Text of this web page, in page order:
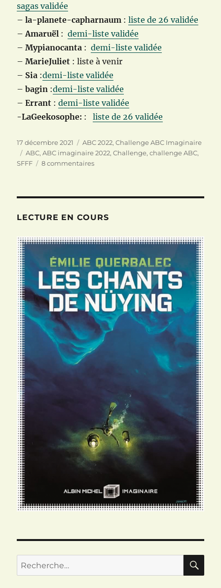
sagas validée
–la-planete-capharnaum :liste de 26 validée
–Amaruël :demi-liste validée
–Mypianocanta :demi-liste validée
–MarieJuliet : liste à venir
– Sia :demi-liste validée
–bagin :demi-liste validée
–Errant :demi-liste validée
-LaGeekosophe: :liste de 26 validée
Publié
le
17 décembre 2021 Catégories
ABC 2022,Challenge ABC Imaginaire
Étiquettes
ABC,ABC imaginaire 2022,Challenge,challenge ABC,
SFFF
8 commentairessur
2022:
LECTURE EN COURS
Recherche
pour :